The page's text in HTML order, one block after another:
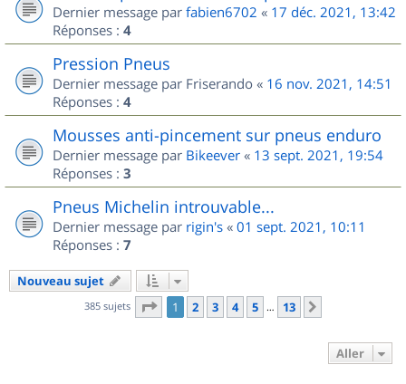
Dernier message par fabien6702 « 17 déc. 2021, 13:42
Réponses : 4
Pression Pneus
Dernier message par Friserando « 16 nov. 2021, 14:51
Réponses : 4
Mousses anti-pincement sur pneus enduro
Dernier message par Bikeever « 13 sept. 2021, 19:54
Réponses : 3
Pneus Michelin introuvable...
Dernier message par rigin's « 01 sept. 2021, 10:11
Réponses : 7
Nouveau sujet
385 sujets Page 1sur
1 2 3 4 5 … 13
Aller